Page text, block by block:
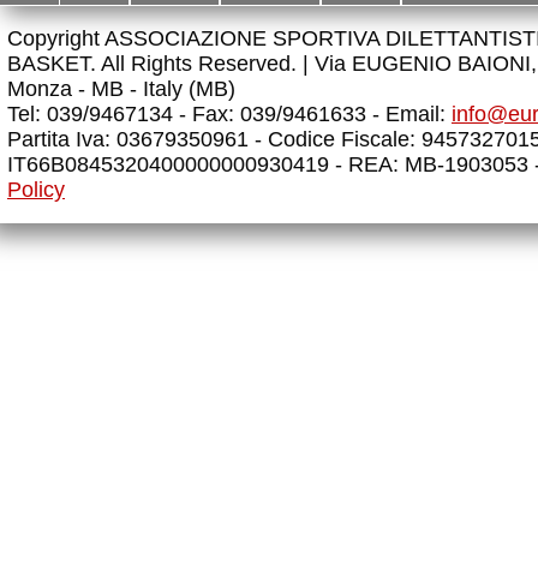
Copyright ASSOCIAZIONE SPORTIVA
BASKET. All Rights Reserved. | Via EUGENIO
Monza - MB - Italy (MB)
Tel: 039/9467134 - Fax: 039/9461633 - Email:
Partita Iva: 03679350961 - Codice Fiscale:
IT66B0845320400000000930419 - REA: MB-
Policy